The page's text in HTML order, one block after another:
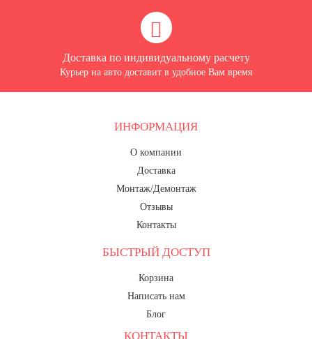
Доставка по индивидуальному расчету
Курьер на авто доставит в удобное Вам время
ИНФОРМАЦИЯ
О компании
Доставка
Монтаж/Демонтаж
Отзывы
Контакты
БЫСТРЫЙ ДОСТУП
Корзина
Написать нам
Блог
КОНТАКТЫ